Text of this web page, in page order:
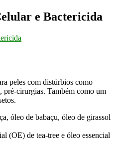
e Bactericida
peles com distúrbios como
pré-cirurgias. Também como um
óleo de babaçu, óleo de girassol
(OE) de tea-tree e óleo essencial